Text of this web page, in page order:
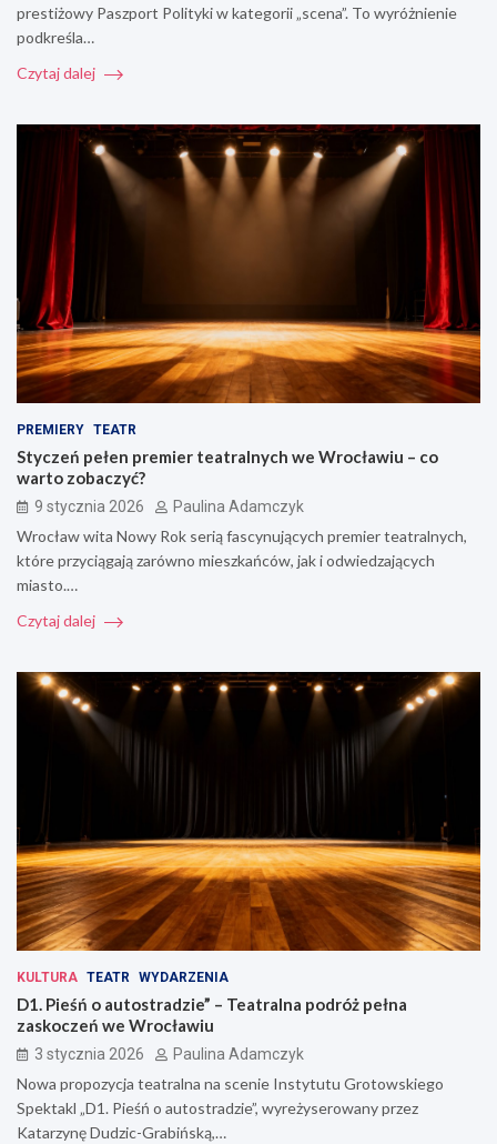
prestiżowy Paszport Polityki w kategorii „scena”. To wyróżnienie
podkreśla…
Czytaj dalej
PREMIERY TEATR
Styczeń pełen premier teatralnych we Wrocławiu – co
warto zobaczyć?
9 stycznia 2026 Paulina Adamczyk
Wrocław wita Nowy Rok serią fascynujących premier teatralnych,
które przyciągają zarówno mieszkańców, jak i odwiedzających
miasto.…
Czytaj dalej
KULTURA TEATR WYDARZENIA
D1. Pieśń o autostradzie” – Teatralna podróż pełna
zaskoczeń we Wrocławiu
3 stycznia 2026 Paulina Adamczyk
Nowa propozycja teatralna na scenie Instytutu Grotowskiego
Spektakl „D1. Pieśń o autostradzie”, wyreżyserowany przez
Katarzynę Dudzic-Grabińską,…